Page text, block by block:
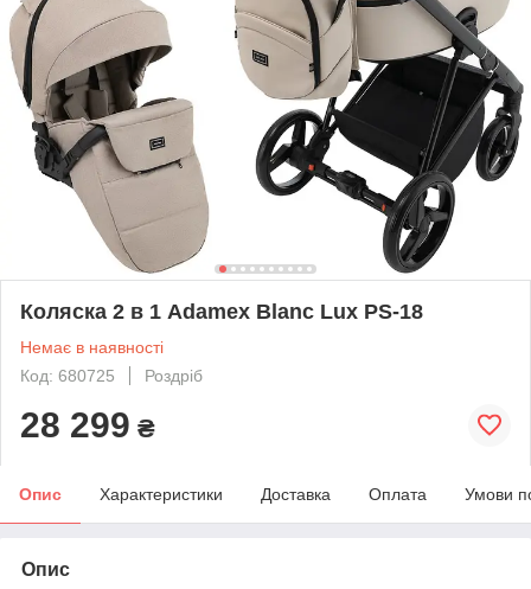
Коляска 2 в 1 Adamex Blanc Lux PS-18
Немає в наявності
Код: 680725
Роздріб
28 299 ₴
Опис Характеристики Доставка Оплата Умови
Опис